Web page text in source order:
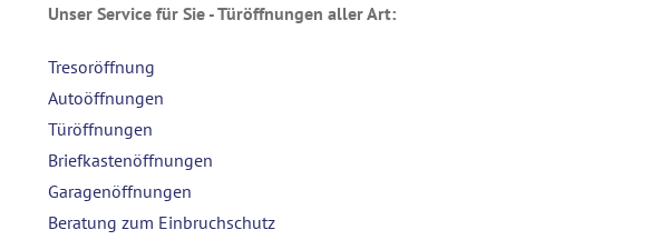
Unser Service für Sie - Türöffnungen aller Art:
Tresoröffnung
Autoöffnungen
Türöffnungen
Briefkastenöffnungen
Garagenöffnungen
Beratung zum Einbruchschutz